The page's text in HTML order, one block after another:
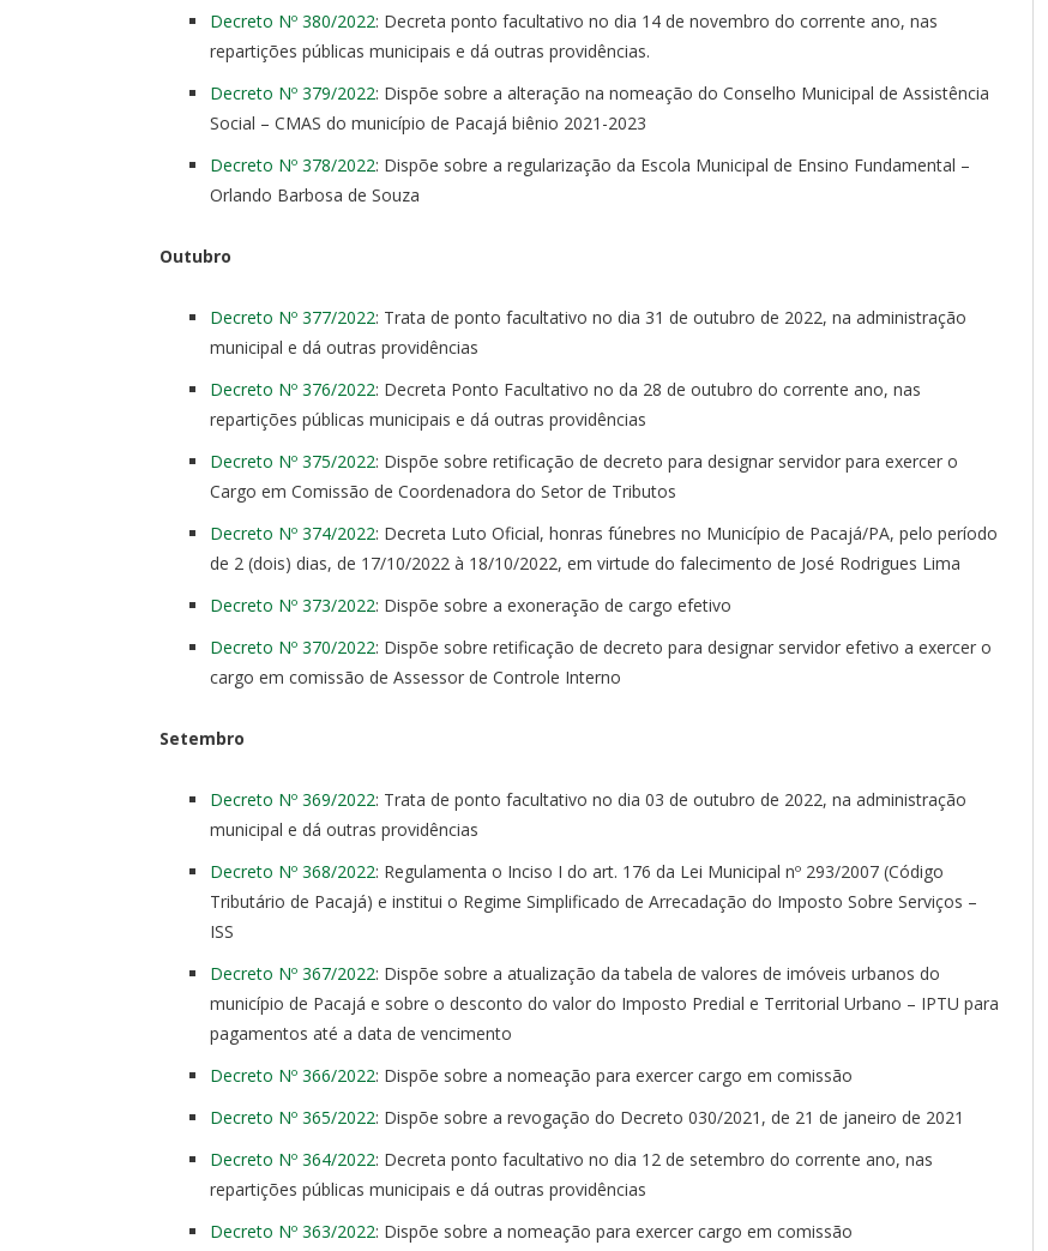
Decreto Nº 380/2022: Decreta ponto facultativo no dia 14 de novembro do corrente ano, nas
repartições públicas municipais e dá outras providências.
Decreto Nº 379/2022: Dispõe sobre a alteração na nomeação do Conselho Municipal de Assistência
Social – CMAS do município de Pacajá biênio 2021-2023
Decreto Nº 378/2022: Dispõe sobre a regularização da Escola Municipal de Ensino Fundamental –
Orlando Barbosa de Souza
Outubro
Decreto Nº 377/2022: Trata de ponto facultativo no dia 31 de outubro de 2022, na administração
municipal e dá outras providências
Decreto Nº 376/2022: Decreta Ponto Facultativo no da 28 de outubro do corrente ano, nas
repartições públicas municipais e dá outras providências
Decreto Nº 375/2022: Dispõe sobre retificação de decreto para designar servidor para exercer o
Cargo em Comissão de Coordenadora do Setor de Tributos
Decreto Nº 374/2022: Decreta Luto Oficial, honras fúnebres no Município de Pacajá/PA, pelo período
de 2 (dois) dias, de 17/10/2022 à 18/10/2022, em virtude do falecimento de José Rodrigues Lima
Decreto Nº 373/2022: Dispõe sobre a exoneração de cargo efetivo
Decreto Nº 370/2022: Dispõe sobre retificação de decreto para designar servidor efetivo a exercer o
cargo em comissão de Assessor de Controle Interno
Setembro
Decreto Nº 369/2022: Trata de ponto facultativo no dia 03 de outubro de 2022, na administração
municipal e dá outras providências
Decreto Nº 368/2022: Regulamenta o Inciso I do art. 176 da Lei Municipal nº 293/2007 (Código
Tributário de Pacajá) e institui o Regime Simplificado de Arrecadação do Imposto Sobre Serviços –
ISS
Decreto Nº 367/2022: Dispõe sobre a atualização da tabela de valores de imóveis urbanos do
município de Pacajá e sobre o desconto do valor do Imposto Predial e Territorial Urbano – IPTU para
pagamentos até a data de vencimento
Decreto Nº 366/2022: Dispõe sobre a nomeação para exercer cargo em comissão
Decreto Nº 365/2022: Dispõe sobre a revogação do Decreto 030/2021, de 21 de janeiro de 2021
Decreto Nº 364/2022: Decreta ponto facultativo no dia 12 de setembro do corrente ano, nas
repartições públicas municipais e dá outras providências
Decreto Nº 363/2022: Dispõe sobre a nomeação para exercer cargo em comissão